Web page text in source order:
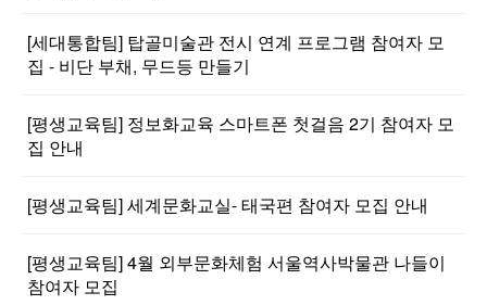
[세대통합팀] 탑골미술관 전시 연계 프로그램 참여자 모
집 - 비단 부채, 무드등 만들기
[평생교육팀] 정보화교육 스마트폰 첫걸음 2기 참여자 모
집 안내
[평생교육팀] 세계문화교실- 태국편 참여자 모집 안내
[평생교육팀] 4월 외부문화체험 서울역사박물관 나들이
참여자 모집